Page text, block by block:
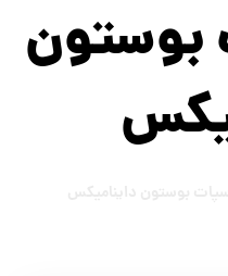
بوستون